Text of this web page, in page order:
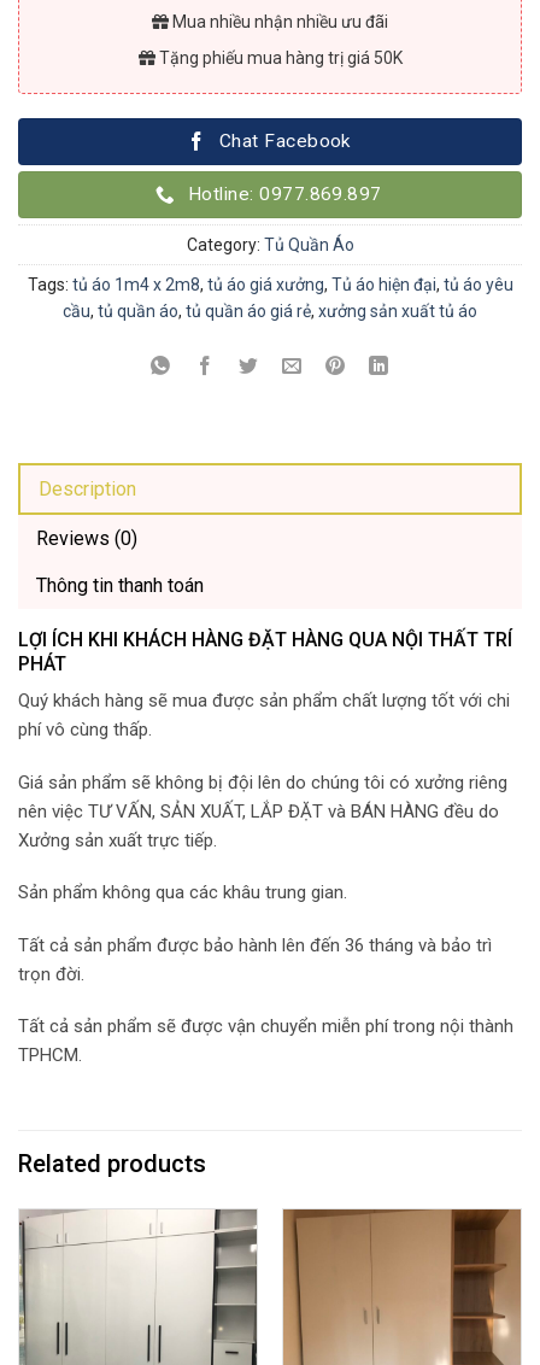
Mua nhiều nhận nhiều ưu đãi
Tặng phiếu mua hàng trị giá 50K
Chat Facebook
Hotline: 0977.869.897
Category: Tủ Quần Áo
Tags: tủ áo 1m4 x 2m8, tủ áo giá xưởng, Tủ áo hiện đại, tủ áo yêu
cầu, tủ quần áo, tủ quần áo giá rẻ, xưởng sản xuất tủ áo
Description
Reviews (0)
Thông tin thanh toán
LỢI ÍCH KHI KHÁCH HÀNG ĐẶT HÀNG QUA NỘI THẤT TRÍ
PHÁT
Quý khách hàng sẽ mua được sản phẩm chất lượng tốt với chi
phí vô cùng thấp.
Giá sản phẩm sẽ không bị đội lên do chúng tôi có xưởng riêng
nên việc TƯ VẤN, SẢN XUẤT, LẮP ĐẶT và BÁN HÀNG đều do
Xưởng sản xuất trực tiếp.
Sản phẩm không qua các khâu trung gian.
Tất cả sản phẩm được bảo hành lên đến 36 tháng và bảo trì
trọn đời.
Tất cả sản phẩm sẽ được vận chuyển miễn phí trong nội thành
TPHCM.
Related products